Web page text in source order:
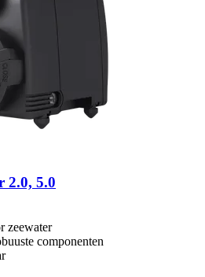
2.0, 5.0
zeewater
componenten